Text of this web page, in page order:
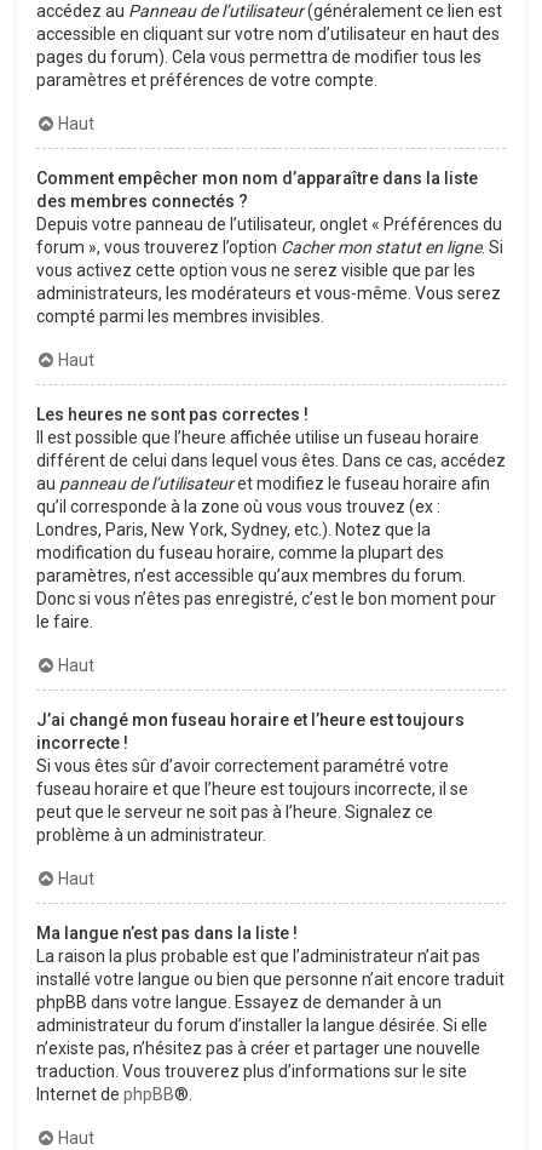
accédez au Panneau de l’utilisateur(généralement ce lien est
accessible en cliquant sur votre nom d’utilisateur en haut des
pages du forum). Cela vous permettra de modifier tous les
paramètres et préférences de votre compte.
Haut
Comment empêcher mon nom d’apparaître dans la liste
des membres connectés ?
Depuis votre panneau de l’utilisateur, onglet « Préférences du
forum », vous trouverez l’option Cacher mon statut en ligne. Si
vous activez cette option vous ne serez visible que par les
administrateurs, les modérateurs et vous-même. Vous serez
compté parmi les membres invisibles.
Haut
Les heures ne sont pas correctes !
Il est possible que l’heure affichée utilise un fuseau horaire
différent de celui dans lequel vous êtes. Dans ce cas, accédez
au panneau de l’utilisateuret modifiez le fuseau horaire afin
qu’il corresponde à la zone où vous vous trouvez (ex :
Londres, Paris, New York, Sydney, etc.). Notez que la
modification du fuseau horaire, comme la plupart des
paramètres, n’est accessible qu’aux membres du forum.
Donc si vous n’êtes pas enregistré, c’est le bon moment pour
le faire.
Haut
J’ai changé mon fuseau horaire et l’heure est toujours
incorrecte !
Si vous êtes sûr d’avoir correctement paramétré votre
fuseau horaire et que l’heure est toujours incorrecte, il se
peut que le serveur ne soit pas à l’heure. Signalez ce
problème à un administrateur.
Haut
Ma langue n’est pas dans la liste !
La raison la plus probable est que l’administrateur n’ait pas
installé votre langue ou bien que personne n’ait encore traduit
phpBB dans votre langue. Essayez de demander à un
administrateur du forum d’installer la langue désirée. Si elle
n’existe pas, n’hésitez pas à créer et partager une nouvelle
traduction. Vous trouverez plus d’informations sur le site
Internet de phpBB®.
Haut